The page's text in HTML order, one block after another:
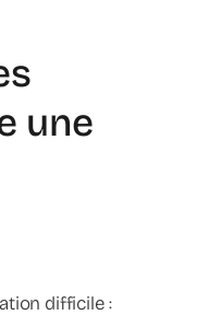
une
difficile :